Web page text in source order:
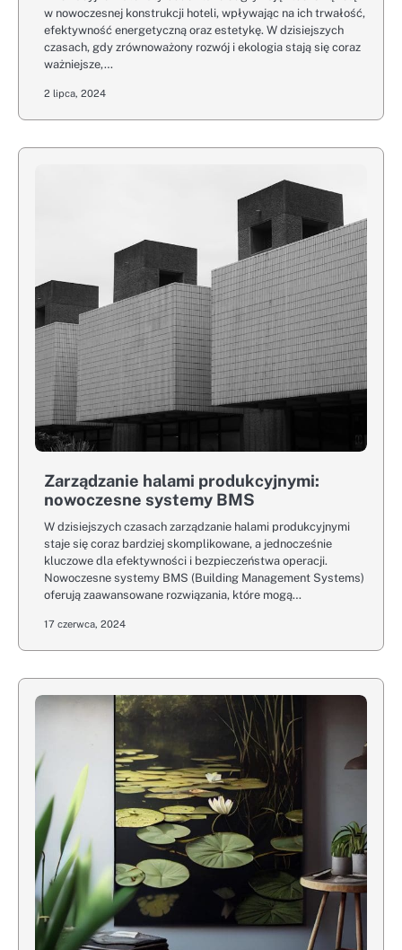
w nowoczesnej konstrukcji hoteli, wpływając na ich trwałość,
efektywność energetyczną oraz estetykę. W dzisiejszych
czasach, gdy zrównoważony rozwój i ekologia stają się coraz
ważniejsze,…
2 lipca, 2024
Zarządzanie halami produkcyjnymi:
nowoczesne systemy BMS
W dzisiejszych czasach zarządzanie halami produkcyjnymi
staje się coraz bardziej skomplikowane, a jednocześnie
kluczowe dla efektywności i bezpieczeństwa operacji.
Nowoczesne systemy BMS (Building Management Systems)
oferują zaawansowane rozwiązania, które mogą…
17 czerwca, 2024